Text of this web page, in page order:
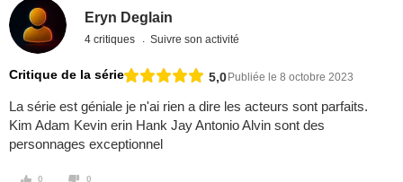
Eryn Deglain
4 critiques Suivre son activité
Critique de la série 5,0 Publiée le 8 octobre 2023
La série est géniale je n'ai rien a dire les acteurs sont parfaits.
Kim Adam Kevin erin Hank Jay Antonio Alvin sont des
personnages exceptionnel
0 0